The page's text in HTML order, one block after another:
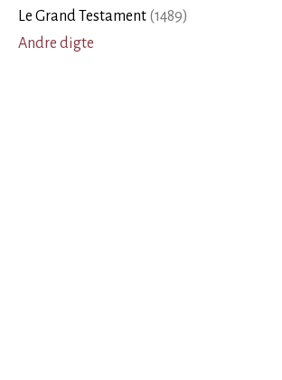
Le Grand Testament (1489)
Andre digte